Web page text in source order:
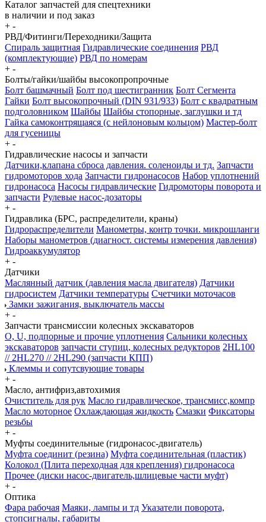
Каталог запчастей для спецтехники
в наличии и под заказ
+ -
РВД/Фитинги/Переходники/Защита
Спираль защитная Гидравлические соединения РВД
(комплектующие) РВД по номерам
+ -
Болты/гайки/шайбы высокопропрочные
Болт башмачный Болт под шестигранник Болт Сегмента
Гайки Болт высокопрочный (DIN 931/933) Болт с квадратным
подголовником Шайбы Шайбы стопорные, заглушки и тд
Гайка самоконтрящаяся (с нейлоновым кольцом) Мастер-болт
для гусеницы
+ -
Гидравлические насосы и запчасти
Датчики,клапана сброса давления. соленоиды и тд. Запчасти
гидромоторов хода Запчасти гидронасосов Набор уплотнений
гидронасоса Насосы гидравлические Гидромоторы поворота и
запчасти Рулевые насос-дозаторы
+ -
Гидравлика (БРС, распределители, краны)
Гидрораспределители Манометры, контр точки. микрошланги
Наборы манометров (диагност. системы измерения давления)
Гидроаккумулятор
+ -
Датчики
Маслянный датчик (давления масла двигателя) Датчики
гидросистем Датчики температуры Счетчики моточасов
Замки зажигания, выключатель массы
+ -
Запчасти трансмиссии колесных экскаваторов
О, U, подпорные и прочие уплотнения Сальники колесных
экскаваторов запчасти ступиц, колесных редукторов 2HL100
// 2HL270 // 2HL290 (запчасти КПП)
Клеммы и сопутсвующие товары
+ -
Масло, антифриз,автохимия
Очиститель для рук Масло гидравлическое, трансмисс,компр
Масло моторное Охлаждающая жидкость Смазки Фиксаторы
резьбы
+ -
Муфты соединительные (гидронасос-двигатель)
Муфта соединит (резина) Муфта соединительная (пластик)
Колокол (Плита переходная для крепления) гидронасоса
Прочее (диски насос-двигатель,шлицевые части муфт)
+ -
Оптика
Фара рабочая Маяки, лампы и тд Указатели поворота,
стопсигналы, габариты